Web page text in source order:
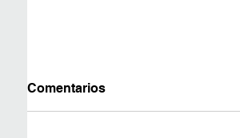
Comentarios